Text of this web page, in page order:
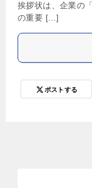
挨拶状は、企業の
の重要 […]
ポストする